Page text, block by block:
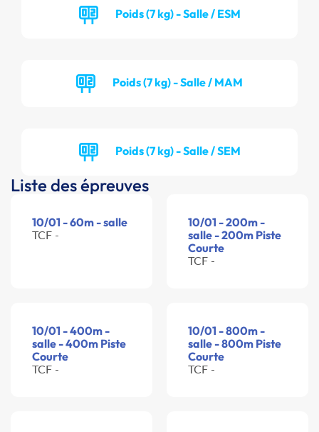
Poids (7 kg) - Salle / ESM
Poids (7 kg) - Salle / MAM
Poids (7 kg) - Salle / SEM
Liste des épreuves
10/01 - 60m - salle
TCF -
10/01 - 200m -
salle - 200m Piste
Courte
TCF -
10/01 - 400m -
salle - 400m Piste
Courte
TCF -
10/01 - 800m -
salle - 800m Piste
Courte
TCF -